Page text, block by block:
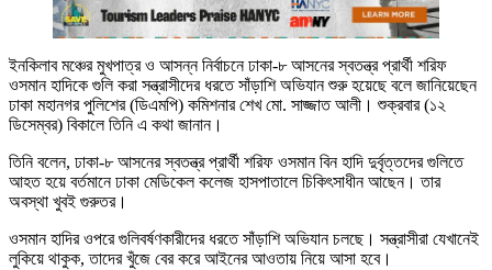
ইনকিলাব মঞ্চের মুখপাত্র ও আসন্ন নির্বাচনে ঢাকা-৮ আসনের স্বতন্ত্র প্রার্থী শরিফ
ওসমান হাদিকে গুলি করা সন্ত্রাসীদের ধরতে সাঁড়াশি অভিযান শুরু হয়েছে বলে জানিয়েছেন
ঢাকা মহানগর পুলিশের (ডিএমপি) কমিশনার শেখ মো. সাজ্জাত আলী। শুক্রবার (১২
ডিসেম্বর) বিকালে তিনি এ কথা জানান।
তিনি বলেন, ঢাকা-৮ আসনের স্বতন্ত্র প্রার্থী শরিফ ওসমান বিন হাদি দুর্বৃত্তদের গুলিতে
আহত হয়ে বর্তমানে ঢাকা মেডিকেল কলেজ হাসপাতালে চিকিৎসাধীন আছেন। তার
অবস্থা খুবই গুরুতর।
ওসমান হাদির ওপরে গুলিবর্ষণকারীদের ধরতে সাঁড়াশি অভিযান চলছে। সন্ত্রাসীরা যেখানেই
লুকিয়ে থাকুক, তাদের খুঁজে বের করে আইনের আওতায় নিয়ে আসা হবে।